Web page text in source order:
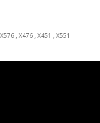
, X476 , X451 , X551